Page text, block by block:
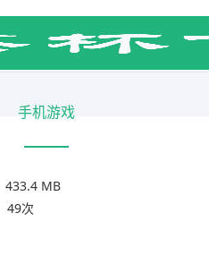
手机游戏
433.4 MB
49次